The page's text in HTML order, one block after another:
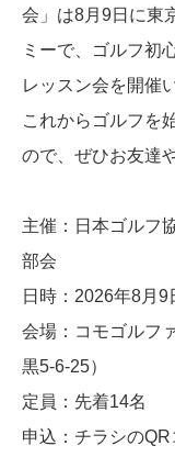
会」は8月9日に東
ミーで、ゴルフ初
レッスン会を開催
これからゴルフを
ので、ぜひお友達
主催：日本ゴルフ
部会
日時：2026年8月
会場：コモゴルフ
黒5-6-25）
定員：先着14名
申込：チラシの